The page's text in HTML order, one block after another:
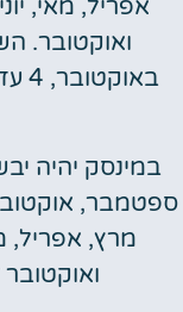
אפריל, מאי,
ספטמבר,
מרץ, אפריל,
ואוקטובר